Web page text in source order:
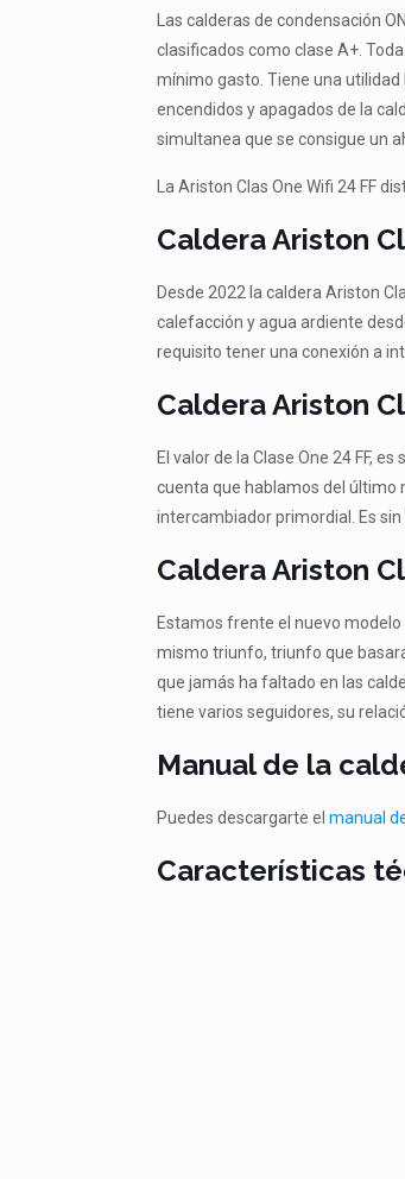
Las calderas de condensación
clasificados como clase A+.
mínimo gasto. Tiene una
encendidos y apagados de la
simultanea que se consigue un
La Ariston Clas One Wifi 24 FF
Caldera Ariston
Desde 2022 la caldera Ariston
calefacción y agua ardiente
requisito tener una conexión a
Caldera Ariston
El valor de la Clase One 24 FF,
cuenta que hablamos del último
intercambiador primordial. Es
Caldera Ariston
Estamos frente el nuevo
mismo triunfo, triunfo que
que jamás ha faltado en las
tiene varios seguidores, su
Manual de la
Puedes descargarte elmanual
Características